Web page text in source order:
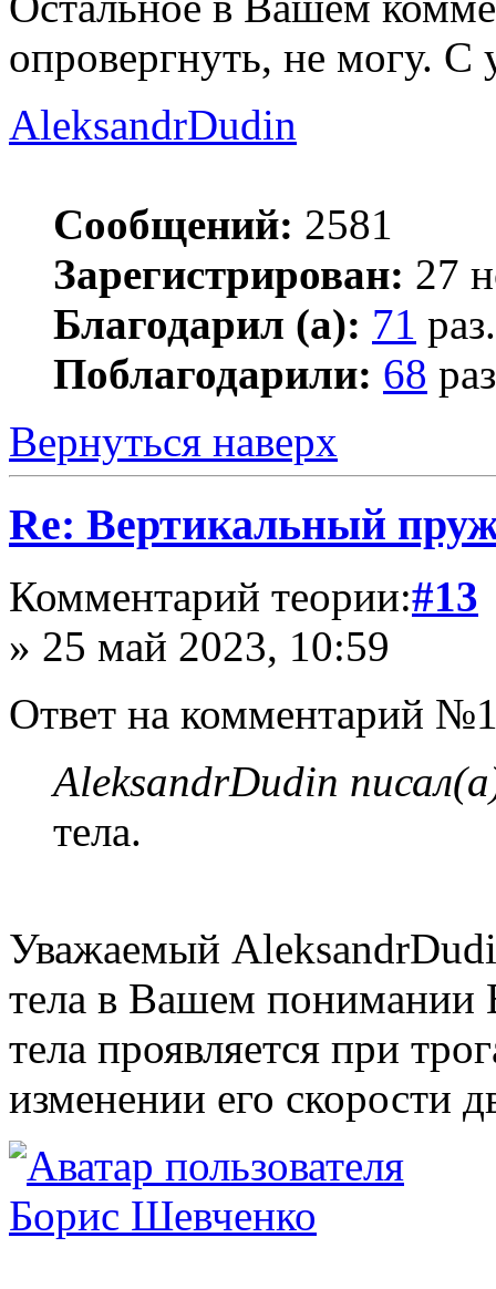
опровергнуть, не могу.
AleksandrDudin
Сообщений: 2581
Зарегистрирован: 27
Благодарил (а): 71 раз.
Поблагодарили: 68
Вернуться наверх
Re: Вертикальный
Комментарий теории:#13
» 25 май 2023, 10:59
Ответ на комментарий
AleksandrDudin
тела.
Уважаемый
тела в Вашем
тела проявляется при
изменении его скорости
Борис Шевченко